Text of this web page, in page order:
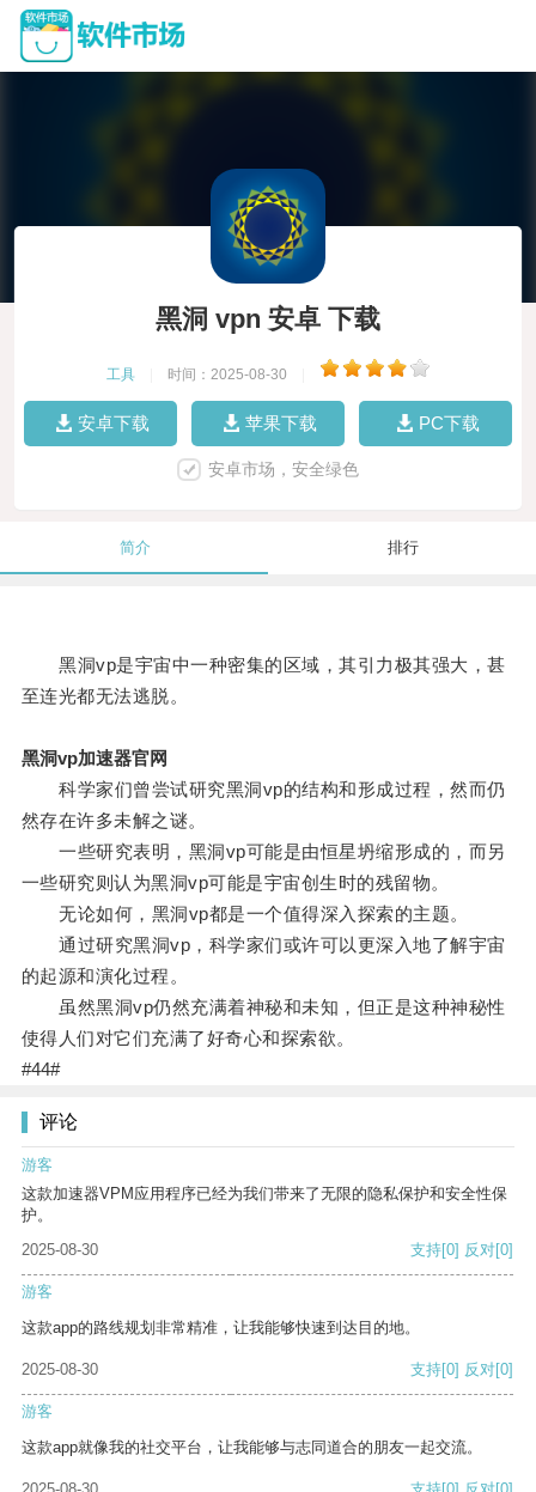
黑洞 vpn 安卓 下载
工具 时间：2025-08-30
安卓下载 苹果下载 PC下载
安卓市场，安全绿色
简介 排行
黑洞vp是宇宙中一种密集的区域，其引力极其强大，甚
至连光都无法逃脱。
黑洞vp加速器官网
科学家们曾尝试研究黑洞vp的结构和形成过程，然而仍
然存在许多未解之谜。
一些研究表明，黑洞vp可能是由恒星坍缩形成的，而另
一些研究则认为黑洞vp可能是宇宙创生时的残留物。
无论如何，黑洞vp都是一个值得深入探索的主题。
通过研究黑洞vp，科学家们或许可以更深入地了解宇宙
的起源和演化过程。
虽然黑洞vp仍然充满着神秘和未知，但正是这种神秘性
使得人们对它们充满了好奇心和探索欲。
#44#
评论
游客
这款加速器VPM应用程序已经为我们带来了无限的隐私保护和安全性保
护。
2025-08-30
支持[0] 反对[0]
游客
这款app的路线规划非常精准，让我能够快速到达目的地。
2025-08-30 支持[0] 反对[0]
游客
这款app就像我的社交平台，让我能够与志同道合的朋友一起交流。